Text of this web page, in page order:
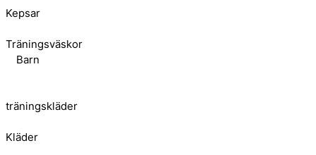
Kepsar
Träningsväskor
Barn
träningskläder
Kläder